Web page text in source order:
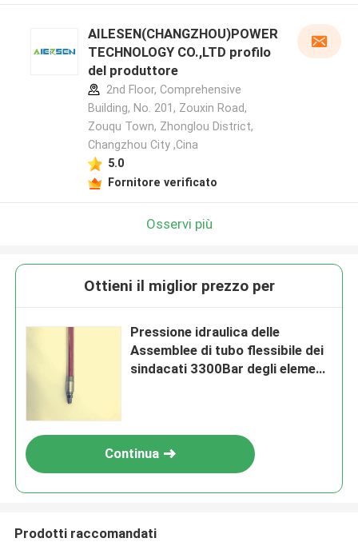
AILESEN(CHANGZHOU)POWER
TECHNOLOGY CO.,LTD profilo
del produttore
2nd Floor, Comprehensive
Building, No. 201, Zouxin Road,
Zouqu Town, Zhonglou District,
Changzhou City ,Cina
5.0
Fornitore verificato
Osservi più
Ottieni il miglior prezzo per
Pressione idraulica delle
Assemblee di tubo flessibile dei
sindacati 3300Bar degli elementi
Continua
Prodotti raccomandati